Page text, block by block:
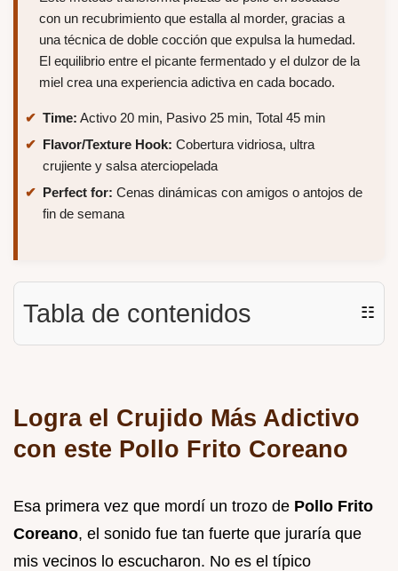
con un recubrimiento que estalla al morder, gracias a
una técnica de doble cocción que expulsa la humedad.
El equilibrio entre el picante fermentado y el dulzor de la
miel crea una experiencia adictiva en cada bocado.
Time: Activo 20 min, Pasivo 25 min, Total 45 min
Flavor/Texture Hook: Cobertura vidriosa, ultra
crujiente y salsa aterciopelada
Perfect for: Cenas dinámicas con amigos o antojos de
fin de semana
Tabla de contenidos ☷
Logra el Crujido Más Adictivo
con este Pollo Frito Coreano
Esa primera vez que mordí un trozo de Pollo Frito
Coreano, el sonido fue tan fuerte que juraría que
mis vecinos lo escucharon. No es el típico